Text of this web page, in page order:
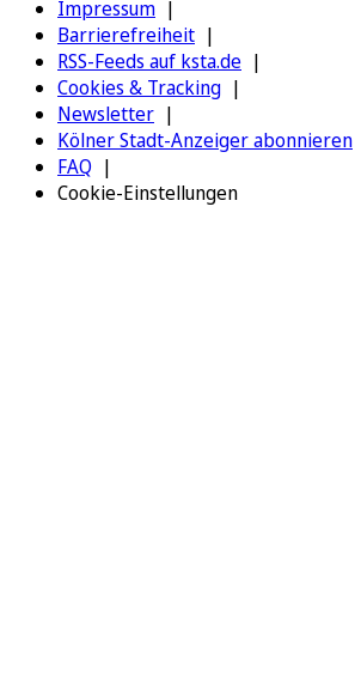
Impressum
Barrierefreiheit
RSS-Feeds auf ksta.de
Cookies & Tracking
Newsletter
Kölner Stadt-Anzeiger abonnieren
FAQ
Cookie-Einstellungen